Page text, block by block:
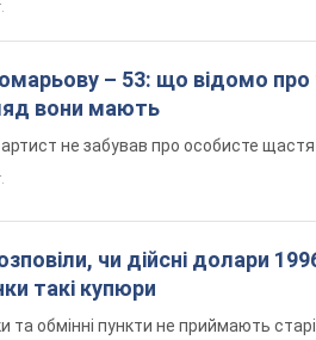
– 53: що відомо про
вони мають
не забував про особисте щастя
чи дійсні долари
такі купюри
та обмінні пункти не приймають